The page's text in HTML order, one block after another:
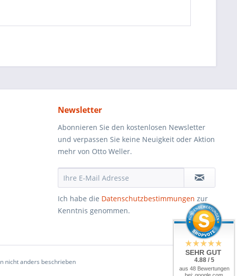
Newsletter
Abonnieren Sie den kostenlosen Newsletter
und verpassen Sie keine Neuigkeit oder Aktion
mehr von Otto Weller.
Ich habe die Datenschutzbestimmungen zur
Kenntnis genommen.
nicht anders beschrieben
SEHR GUT
4.88 / 5
aus 48 Bewertungen